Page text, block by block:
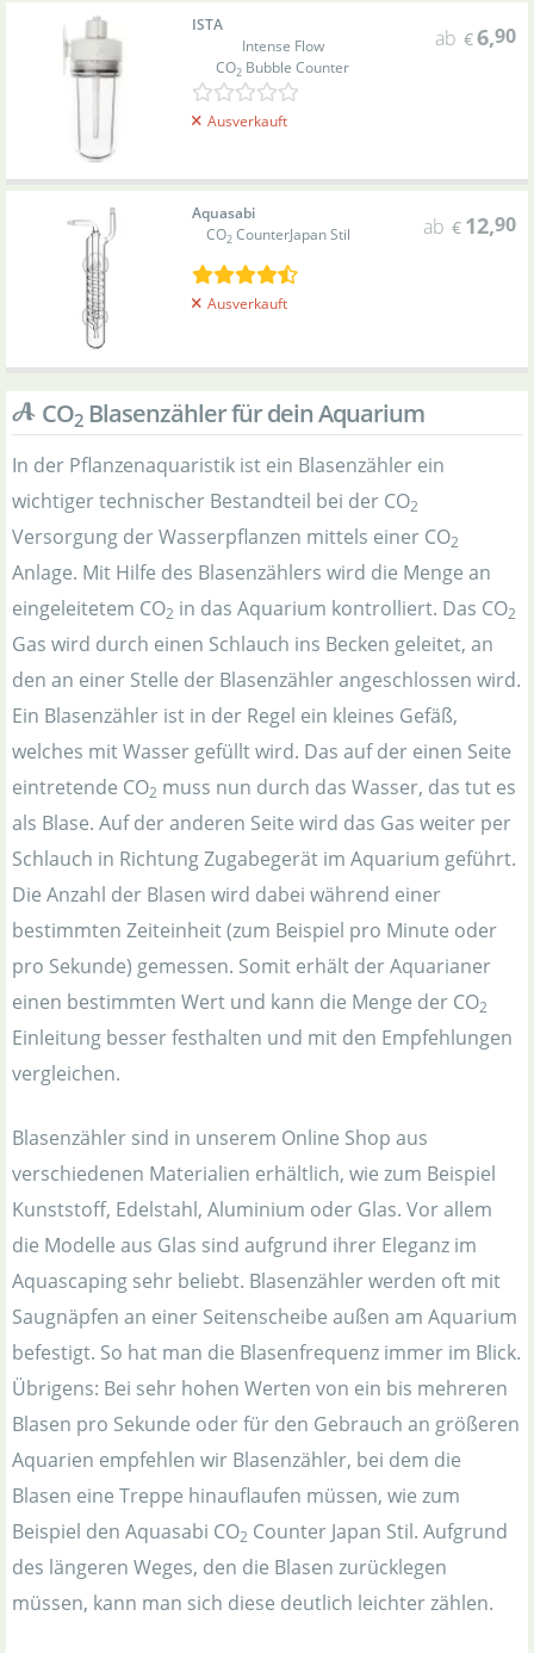
ISTA
Intense Flow
CO2 Bubble Counter
ab €6,90
Ausverkauft
Aquasabi
CO2 CounterJapan Stil ab € 12,90
Ausverkauft
CO2 Blasenzähler für dein Aquarium
In der Pflanzenaquaristik ist ein Blasenzähler ein
wichtiger technischer Bestandteil bei der CO2
Versorgung der Wasserpflanzen mittels einer CO2
Anlage. Mit Hilfe des Blasenzählers wird die Menge an
eingeleitetem CO2 in das Aquarium kontrolliert. Das CO2
Gas wird durch einen Schlauch ins Becken geleitet, an
den an einer Stelle der Blasenzähler angeschlossen wird.
Ein Blasenzähler ist in der Regel ein kleines Gefäß,
welches mit Wasser gefüllt wird. Das auf der einen Seite
eintretende CO2 muss nun durch das Wasser, das tut es
als Blase. Auf der anderen Seite wird das Gas weiter per
Schlauch in Richtung Zugabegerät im Aquarium geführt.
Die Anzahl der Blasen wird dabei während einer
bestimmten Zeiteinheit (zum Beispiel pro Minute oder
pro Sekunde) gemessen. Somit erhält der Aquarianer
einen bestimmten Wert und kann die Menge der CO2
Einleitung besser festhalten und mit den Empfehlungen
vergleichen.
Blasenzähler sind in unserem Online Shop aus
verschiedenen Materialien erhältlich, wie zum Beispiel
Kunststoff, Edelstahl, Aluminium oder Glas. Vor allem
die Modelle aus Glas sind aufgrund ihrer Eleganz im
Aquascaping sehr beliebt. Blasenzähler werden oft mit
Saugnäpfen an einer Seitenscheibe außen am Aquarium
befestigt. So hat man die Blasenfrequenz immer im Blick.
Übrigens: Bei sehr hohen Werten von ein bis mehreren
Blasen pro Sekunde oder für den Gebrauch an größeren
Aquarien empfehlen wir Blasenzähler, bei dem die
Blasen eine Treppe hinauflaufen müssen, wie zum
Beispiel den Aquasabi CO2 Counter Japan Stil. Aufgrund
des längeren Weges, den die Blasen zurücklegen
müssen, kann man sich diese deutlich leichter zählen.